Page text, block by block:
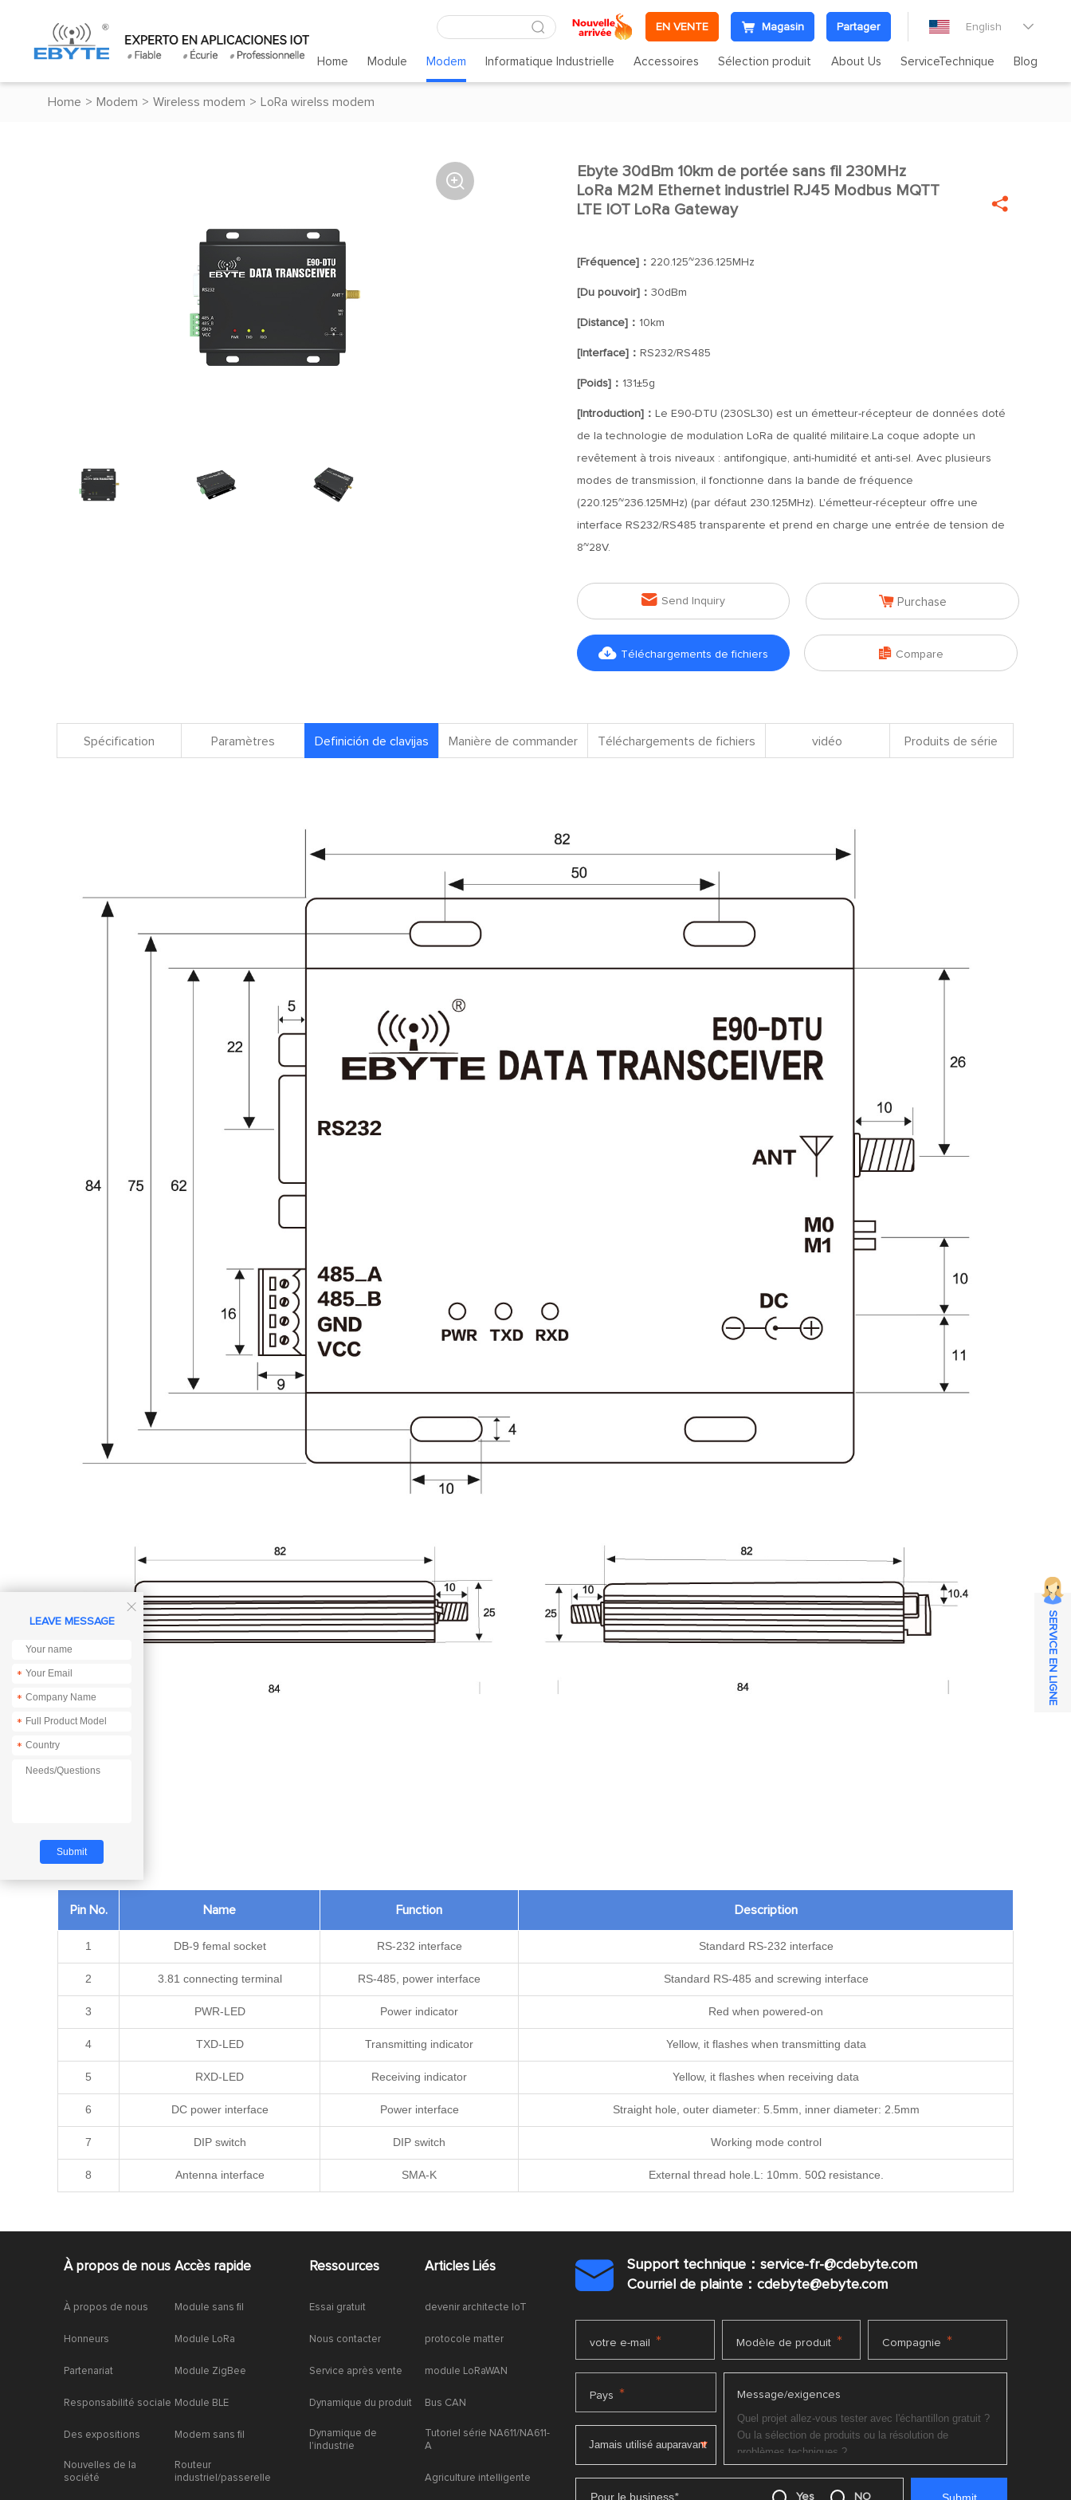
EN VENTE Magasin Partager English 
Home Module Modem Informatique Industrielle Accessoires Sélection produit About Us ServiceTechnique Blog
Home > Modem > Wireless modem > LoRa wirelss modem
 
Ebyte 30dBm 10km de portée sans fil 230MHz
LoRa M2M Ethernet industriel RJ45 Modbus MQTT
LTE IOT LoRa Gateway

[Fréquence]： 220.125~236.125MHz
[Du pouvoir]： 30dBm
[Distance]： 10km
[Interface]： RS232/RS485
[Poids]： 131±5g
[Introduction]： Le E90-DTU (230SL30) est un émetteur-récepteur de données doté
de la technologie de modulation LoRa de qualité militaire.La coque adopte un
revêtement à trois niveaux : antifongique, anti-humidité et anti-sel. Avec plusieurs
modes de transmission, il fonctionne dans la bande de fréquence
(220.125~236.125MHz) (par défaut 230.125MHz). L'émetteur-récepteur offre une
interface RS232/RS485 transparente et prend en charge une entrée de tension de
8~28V.
 Send Inquiry  Purchase
 Téléchargements de fichiers  Compare
Spécification Paramètres Definición de clavijas Manière de commander Téléchargements de fichiers vidéo Produits de série
Pin No. Name Function Description
1 DB-9 femal socket RS-232 interface Standard RS-232 interface
2 3.81 connecting terminal RS-485, power interface Standard RS-485 and screwing interface
3 PWR-LED Power indicator Red when powered-on
4 TXD-LED Transmitting indicator Yellow, it flashes when transmitting data
5 RXD-LED Receiving indicator Yellow, it flashes when receiving data
6 DC power interface Power interface Straight hole, outer diameter: 5.5mm, inner diameter: 2.5mm
7 DIP switch DIP switch Working mode control
8 Antenna interface SMA-K External thread hole.L: 10mm. 50Ω resistance.
À propos de nous
À propos de nous
Honneurs
Partenariat
Responsabilité sociale
Des expositions
Nouvelles de la
société
Accès rapide
Module sans fil
Module LoRa
Module ZigBee
Module BLE
Modem sans fil
Routeur
industriel/passerelle
Ressources
Essai gratuit
Nous contacter
Service après vente
Dynamique du produit
Dynamique de
l'industrie
Articles Liés
devenir architecte IoT
protocole matter
module LoRaWAN
Bus CAN
Tutoriel série NA611/NA611-
A
Agriculture intelligente

Support technique：service-fr-@cdebyte.com
Courriel de plainte：cdebyte@ebyte.com
votre e-mail * Modèle de produit * Compagnie *
Pays * Message/exigences
Pour le business* Yes NO

LEAVE MESSAGE
*
*
*
*
SERVICE EN LIGNE